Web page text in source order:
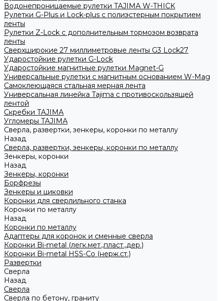
Водонепроницаемые рулетки TAJIMA W-THICK
Рулетки G-Plus и Lock-plus с полиэстерным покрытием
ленты
Рулетки Z-Lock с дополнительным тормозом возврата
ленты
Сверхширокие 27 миллиметровые ленты G3 Lock27
Ударостойкие рулетки G-Lock
Ударостойкие магнитные рулетки Magnet-G
Универсальные рулетки с магнитным основанием W-Mag
Самоклеющаяся стальная мерная лента
Универсальная линейка Tajima с противоскользящей
лентой
Скребки TAJIMA
Угломеры TAJIMA
Сверла, развертки, зенкеры, коронки по металлу
Назад
Сверла, развертки, зенкеры, коронки по металлу
Зенкеры, коронки
Назад
Зенкеры, коронки
Борфрезы
Зенкеры и циковки
Коронки для сверлильного станка
Коронки по металлу
Назад
Коронки по металлу
Адаптеры для коронок и сменные сверла
Коронки Bi-metal (легк.мет.,пласт.,дер.)
Коронки Bi-metal HSS-Co (нерж.ст.)
Развертки
Сверла
Назад
Сверла
Сверла по бетону, граниту